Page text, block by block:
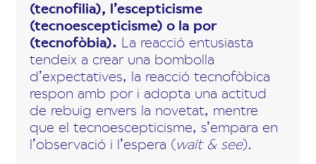
(tecnofilia), l’escepticisme
(tecnoescepticisme) o la por
(tecnofòbia). La reacció entusiasta
tendeix a crear una bombolla
d’expectatives, la reacció tecnofòbica
respon amb por i adopta una actitud
de rebuig envers la novetat, mentre
que el tecnoescepticisme, s’empara en
l’observació i l’espera (wait & see).